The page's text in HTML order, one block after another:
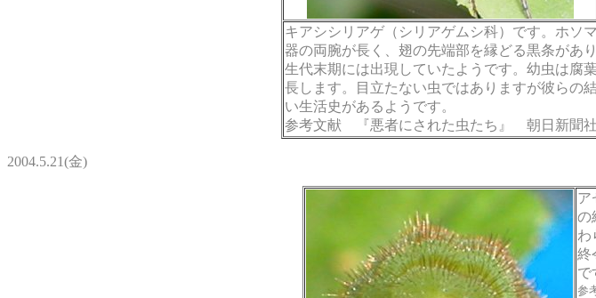
キアシシリアゲ（シリアゲムシ科）です。ホソ
器の両腕が長く、翅の先端部を縁どる黒条があ
生代末期には出現していたようです。幼虫は腐
長します。目立たない虫ではありますが彼らの
い生活史があるようです。
参考文献 『悪者にされた虫たち』 朝日新聞社
2004.5.21(金)
ア
の
わ
終
で
参